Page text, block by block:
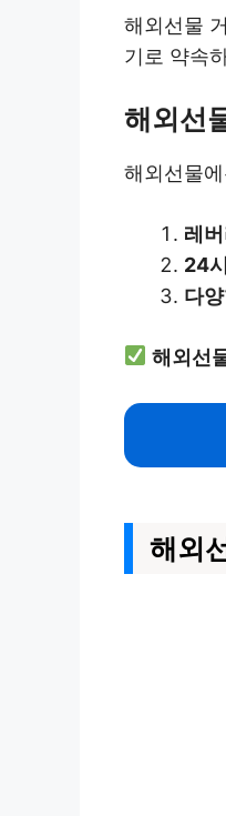
해외선물
기로 약속
해외선
해외선물
레
24
다
해외선
해외